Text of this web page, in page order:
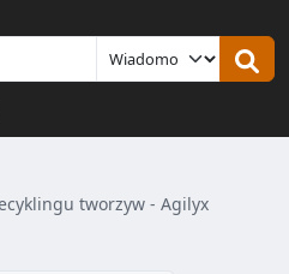
tworzyw - Agilyx